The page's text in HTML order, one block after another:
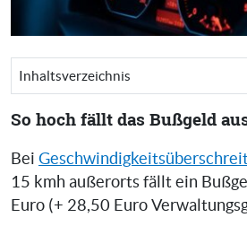
Inhaltsverzeichnis
So hoch fällt das Bußgeld
Bei
15 kmh außerorts fällt ein
Euro (+ 28,50 Euro